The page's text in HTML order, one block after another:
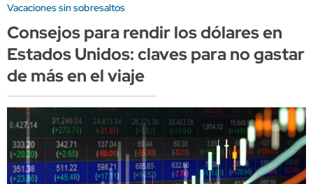
Vacaciones sin sobresaltos
Consejos para rendir los dólares en
Estados Unidos: claves para no gastar
de más en el viaje